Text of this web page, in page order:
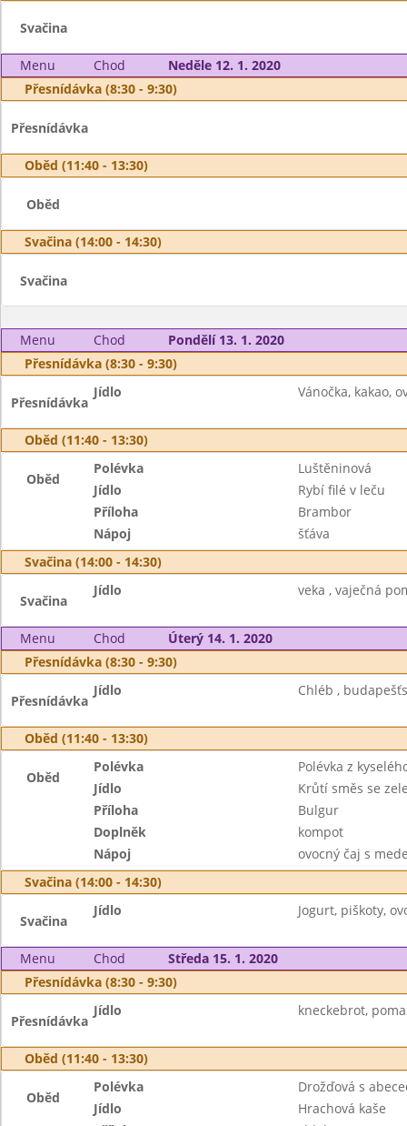
Svačina
Menu Chod
Neděle 12. 1. 2020
Přesnídávka (8:30 - 9:30)
Přesnídávka
Oběd (11:40 - 13:30)
Oběd
Svačina (14:00 - 14:30)
Svačina
Menu Chod
Pondělí 13. 1. 2020
Přesnídávka (8:30 - 9:30)
Přesnídávka
Jídlo Vánočka, kakao,
Oběd (11:40 - 13:30)
Oběd
Polévka
Luštěninová
Jídlo
Rybí filé v leču
Příloha
Brambor
Nápoj
šťáva
Svačina (14:00 - 14:30)
Svačina
Jídlo veka , vaječná
Menu Chod
Úterý 14. 1. 2020
Přesnídávka (8:30 - 9:30)
Přesnídávka
Jídlo Chléb ,
Oběd (11:40 - 13:30)
Oběd
Polévka
Polévka z
Jídlo
Krůtí směs se
Příloha
Bulgur
Doplněk
kompot
Nápoj
ovocný čaj s
Svačina (14:00 - 14:30)
Svačina
Jídlo Jogurt, piškoty,
Menu Chod
Středa 15. 1. 2020
Přesnídávka (8:30 - 9:30)
Přesnídávka
Jídlo kneckebrot,
Oběd (11:40 - 13:30)
Oběd
Polévka
Drožďová s
Jídlo
Hrachová kaše